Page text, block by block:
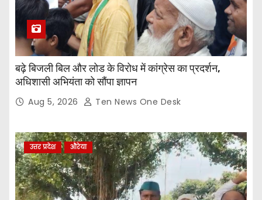
बढ़े बिजली बिल और लोड के विरोध में कांग्रेस का प्रदर्शन,
अधिशासी अभियंता को सौंपा ज्ञापन
Aug 5, 2026 Ten News One Desk
उत्तर प्रदेश औरेया